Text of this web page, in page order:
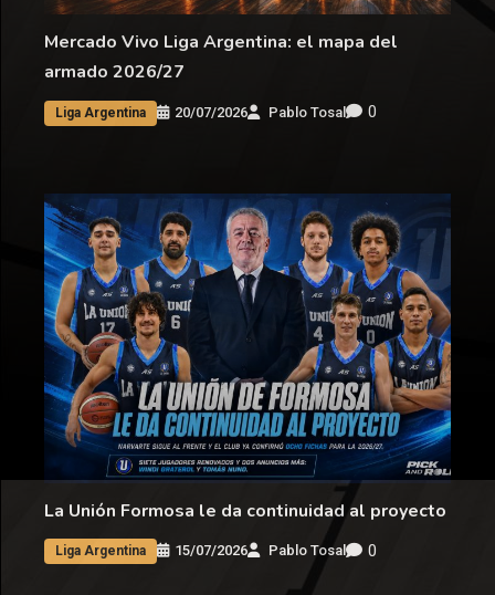
Mercado Vivo Liga Argentina: el mapa del
armado 2026/27
Liga Argentina 20/07/2026 Pablo Tosal 0
La Unión Formosa le da continuidad al proyecto
Liga Argentina 15/07/2026 Pablo Tosal 0